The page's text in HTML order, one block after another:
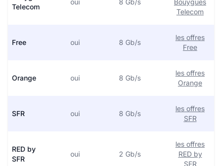
Telecom
oui 8 Gb/s
Bouygues
Telecom
Free oui 8 Gb/s
les offres
Free
Orange oui 8 Gb/s
les offres
Orange
SFR oui 8 Gb/s
les offres
SFR
RED by
SFR
oui 2 Gb/s
les offres
RED by
SFR